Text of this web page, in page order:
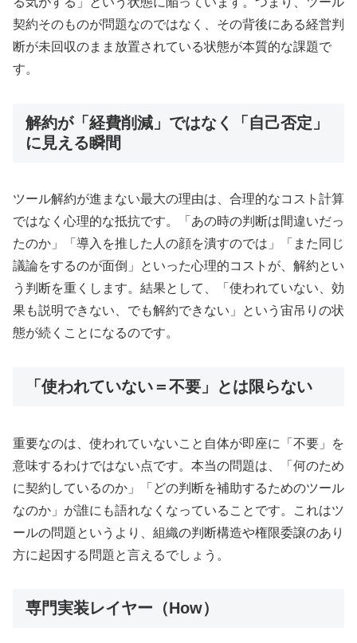
契約そのものが問題なのではなく、その背後にある経営判
断が未回収のまま放置されている状態が本質的な課題で
す。
解約が「経費削減」ではなく「自己否定」
に見える瞬間
ツール解約が進まない最大の理由は、合理的なコスト計算
ではなく心理的な抵抗です。「あの時の判断は間違いだっ
たのか」「導入を推した人の顔を潰すのでは」「また同じ
議論をするのが面倒」といった心理的コストが、解約とい
う判断を重くします。結果として、「使われていない、効
果も説明できない、でも解約できない」という宙吊りの状
態が続くことになるのです。
「使われていない＝不要」とは限らない
重要なのは、使われていないこと自体が即座に「不要」を
意味するわけではない点です。本当の問題は、「何のため
に契約しているのか」「どの判断を補助するためのツール
なのか」が誰にも語れなくなっていることです。これはツ
ールの問題というより、組織の判断構造や権限委譲のあり
方に起因する問題と言えるでしょう。
専門実装レイヤー（How）